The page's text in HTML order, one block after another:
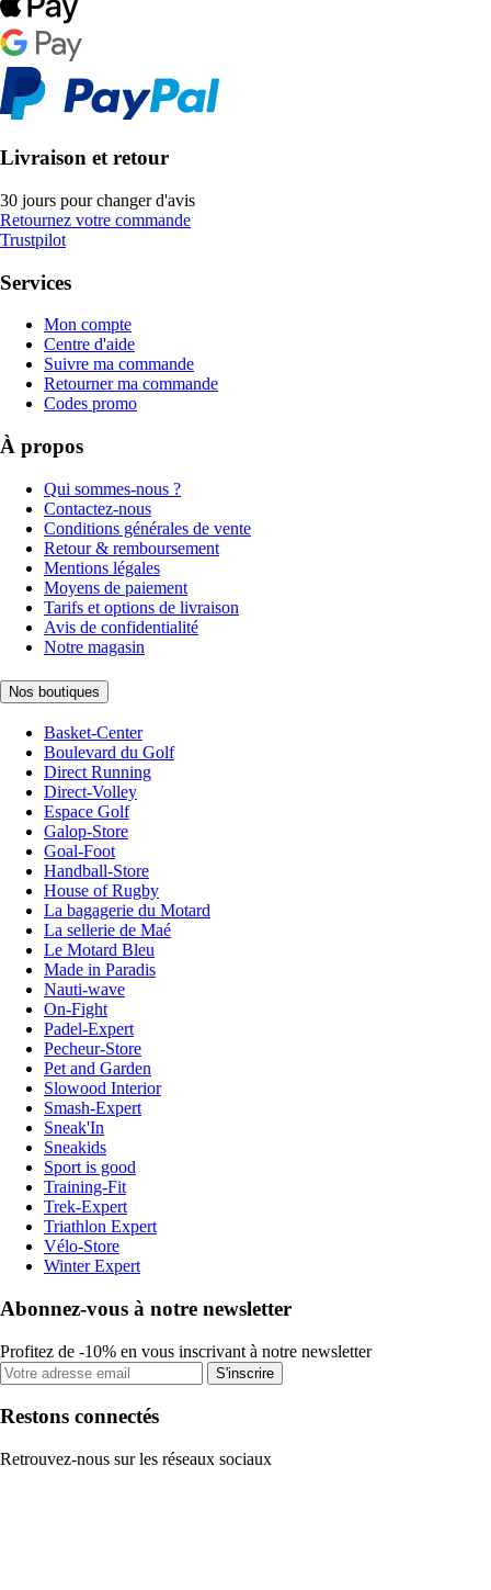
Livraison et retour
30 jours pour changer d'avis
Retournez votre commande
Trustpilot
Services
Mon compte
Centre d'aide
Suivre ma commande
Retourner ma commande
Codes promo
À propos
Qui sommes-nous ?
Contactez-nous
Conditions générales de vente
Retour & remboursement
Mentions légales
Moyens de paiement
Tarifs et options de livraison
Avis de confidentialité
Notre magasin
Nos boutiques
Basket-Center
Boulevard du Golf
Direct Running
Direct-Volley
Espace Golf
Galop-Store
Goal-Foot
Handball-Store
House of Rugby
La bagagerie du Motard
La sellerie de Maé
Le Motard Bleu
Made in Paradis
Nauti-wave
On-Fight
Padel-Expert
Pecheur-Store
Pet and Garden
Slowood Interior
Smash-Expert
Sneak'In
Sneakids
Sport is good
Training-Fit
Trek-Expert
Triathlon Expert
Vélo-Store
Winter Expert
Abonnez-vous à notre newsletter
Profitez de -10% en vous inscrivant à notre newsletter
S'inscrire
Restons connectés
Retrouvez-nous sur les réseaux sociaux